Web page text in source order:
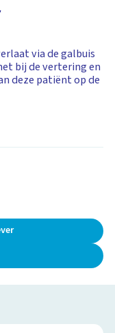
via de galbuis
bij de vertering en
deze patiënt op de